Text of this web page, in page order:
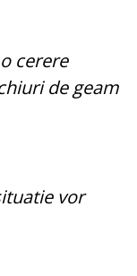
cerere
de geam
vor